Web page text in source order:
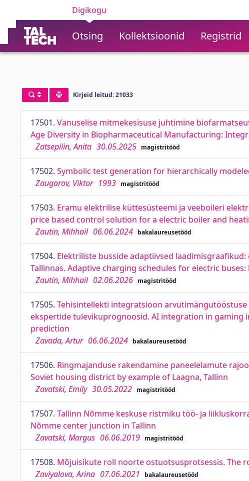
Digikogu
Otsing Kollektsioonid Registrid
Kirjeid leitud: 21033
17501. Vanuselise mitmekesisuse juhtimine
Age Diversity in Biopharmaceutical Manufacturing:
Zatsepilin, Anita 30.05.2025 magistritööd
17502. Symbolic test generation for hierarchically
Zaugarov, Viktor 1993 magistritööd
17503. Eramu elektrilise küttesüsteemi ja veeboileri
price based control solution for a electric boiler and
Zautin, Mihhail 06.06.2024 bakalaureusetööd
17504. Elektriliste busside adaptiivsed
Tallinnas. Adaptive charging schedules for electric
Zautin, Mihhail 02.06.2026 magistritööd
17505. Tehisintellekti integratsioon
ekspertide tulevikuprognoosid. AI integration in gaming
prediction
Zavada, Artur 06.06.2024 bakalaureusetööd
17506. Ringmajanduse rakendamine paneelelamute
Soviet housing district by example of Laagna, Tallinn
Zavatski, Emily 30.05.2022 magistritööd
17507. Tallinn Nõmme keskuse ristmiku töö- ja
Nõmme center junction in Tallinn
Zavatski, Margus 06.06.2019 magistritööd
17508. Mõjuisikute roll noorte ostuotsusprotsessis. The
Zaviyalova, Arina 07.06.2021 bakalaureusetööd